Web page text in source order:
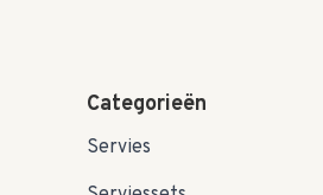
Categorieën
Servies